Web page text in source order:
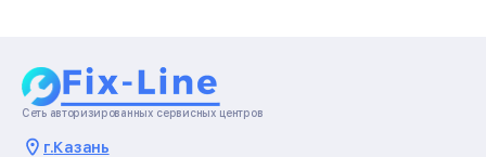
Сеть авторизированных сервисных центров
г.Казань